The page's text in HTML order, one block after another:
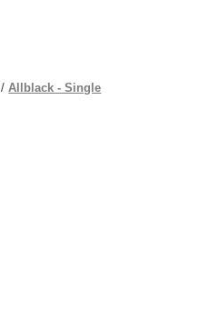
/Allblack - Single